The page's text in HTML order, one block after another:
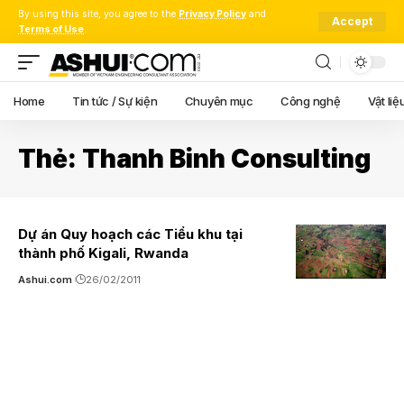
By using this site, you agree to the Privacy Policy and
Terms of Use.
Accept
Home Tin tức / Sự kiện Chuyên mục Công nghệ Vật
Thẻ: Thanh Binh Consulting
Dự án Quy hoạch các Tiểu khu tại
thành phố Kigali, Rwanda
Ashui.com 26/02/2011